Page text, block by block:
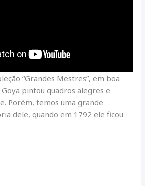
“Grandes Mestres”, em boa
pintou quadros alegres e
Porém, temos uma grande
dele, quando em 1792 ele ficou